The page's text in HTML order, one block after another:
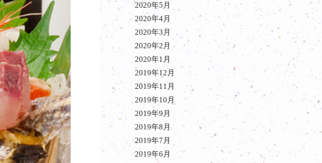
2020年5月
2020年4月
2020年3月
2020年2月
2020年1月
2019年12月
2019年11月
2019年10月
2019年9月
2019年8月
2019年7月
2019年6月